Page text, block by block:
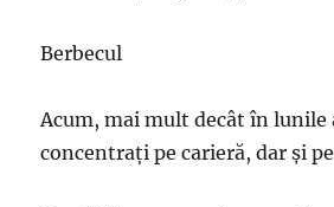
Berbecul
Acum, mai mult decât în ​​lunile
concentraţi pe carieră, dar şi